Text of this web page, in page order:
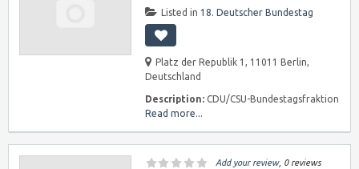
Listed in 18. Deutscher Bundestag
Platz der Republik 1, 11011 Berlin,
Deutschland
Description: CDU/CSU-Bundestagsfraktion
Read more...
Add your review, 0 reviews